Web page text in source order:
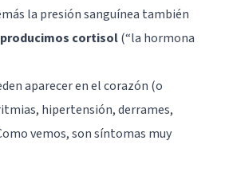
la presión sanguínea también
cortisol(“la hormona
aparecer en el corazón (o
hipertensión, derrames,
vemos, son síntomas muy